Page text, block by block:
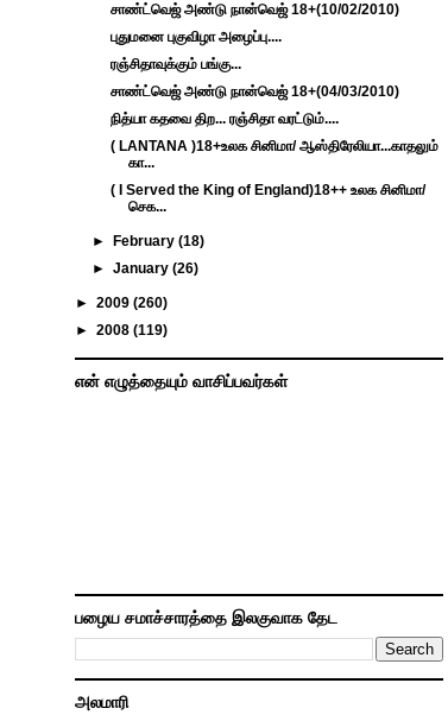
சாண்ட்வெஜ் அண்டு நான்வெஜ் 18+(10/02/2010)
புதுமனை புகுவிழா அழைப்பு....
ரஞ்சிதாவுக்கும் பங்கு...
சாண்ட்வெஜ் அண்டு நான்வெஜ் 18+(04/03/2010)
நித்யா கதவை திற... ரஞ்சிதா வரட்டும்....
( LANTANA )18+உலக சினிமா/ ஆஸ்திரேலியா...காதலும்
கா...
( I Served the King of England)18++ உலக சினிமா/
செக...
► February(18)
►January(26)
► 2009 (260)
► 2008 (119)
என் எழுத்தையும் வாசிப்பவர்கள்
பழைய சமாச்சாரத்தை இலகுவாக தேட
அலமாரி